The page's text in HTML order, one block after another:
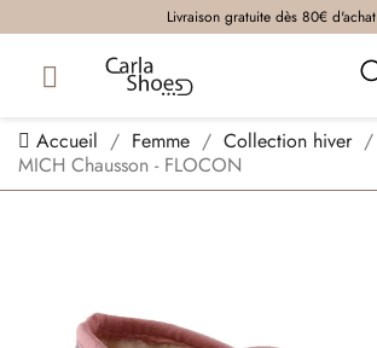
Livraison gratuite dès 80€ d'achat
Accueil Femme Collection hiver
MICH Chausson - FLOCON